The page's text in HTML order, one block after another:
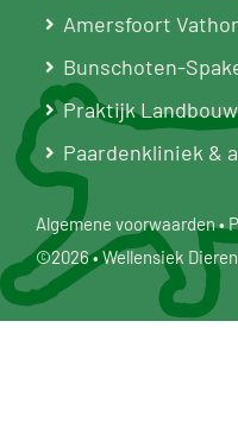
Amersfoort
Bunschoten-
Praktijk
Paardenkliniek &
Algemene voorwaarden•
©2026 • Wellensiek